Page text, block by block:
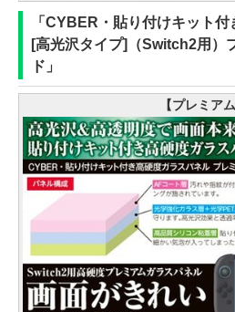
「CYBER・貼り付けキット
[高光沢タイプ]（Switch2用）
ド」
【プレミアム